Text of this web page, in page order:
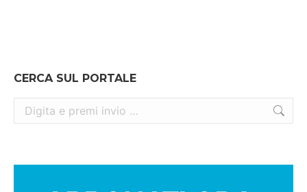
CERCA SUL PORTALE
Cerca: